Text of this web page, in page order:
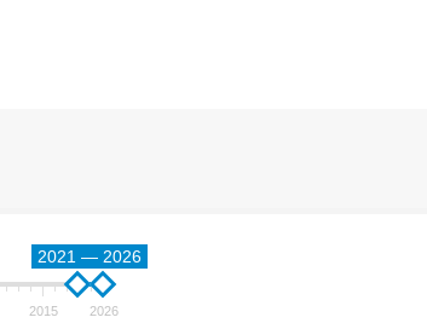
2021 — 2026
2015 2026